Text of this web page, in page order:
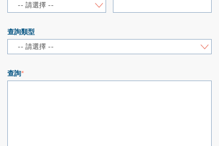
-- 請選擇 --
查詢類型
-- 請選擇 --
查詢